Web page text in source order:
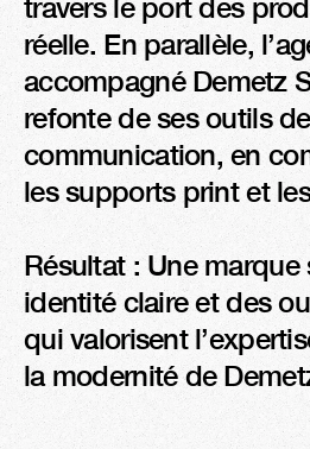
travers le port des
réelle. En parallèle,
accompagné Demetz
refonte de ses outils de
communication, en
les supports print et
Résultat : Une
identité claire et des
qui valorisent
la modernité de